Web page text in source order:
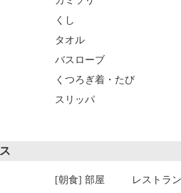
くし
タオル
バスローブ
くつろぎ着・たび
スリッパ
[朝食] 部屋
レストラン